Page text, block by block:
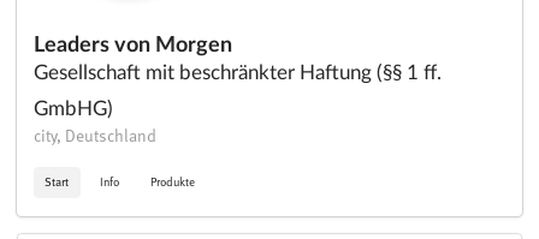
Leaders von Morgen
Gesellschaft mit beschränkter Haftung (§§ 1 ff.
GmbHG)
city, Deutschland
Start Info Produkte